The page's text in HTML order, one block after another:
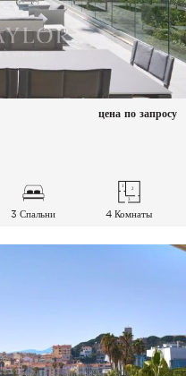
цена по запросу
3 Спальни 4 Комнаты